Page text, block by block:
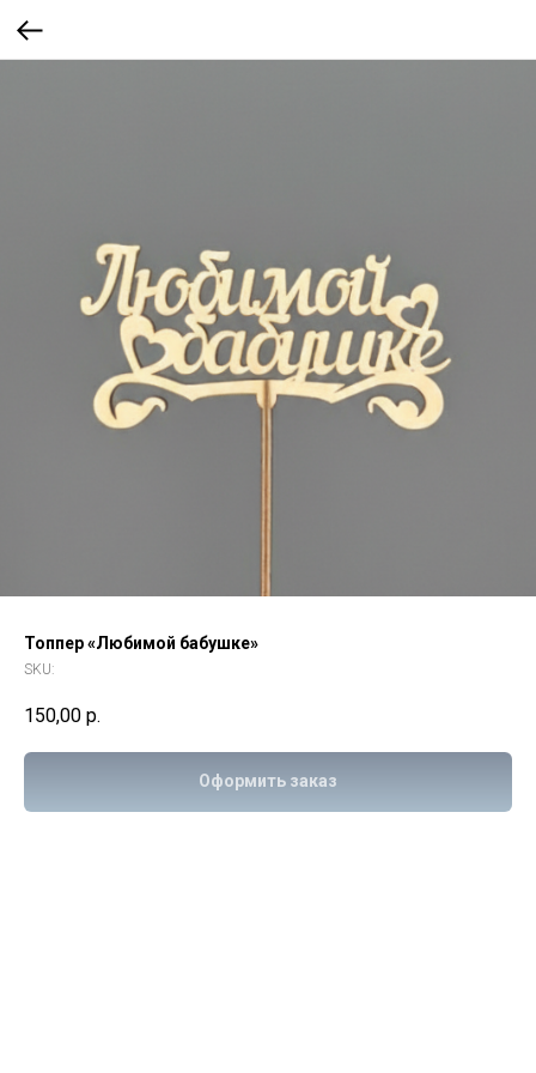
Топпер «Любимой бабушке»
SKU:
150,00 р.
Оформить заказ